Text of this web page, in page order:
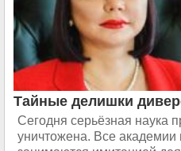
Тайные делишки
Сегодня серьёзная наука
уничтожена. Все академии